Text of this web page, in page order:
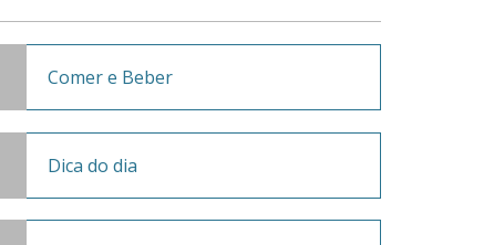
Comer e Beber
Dica do dia